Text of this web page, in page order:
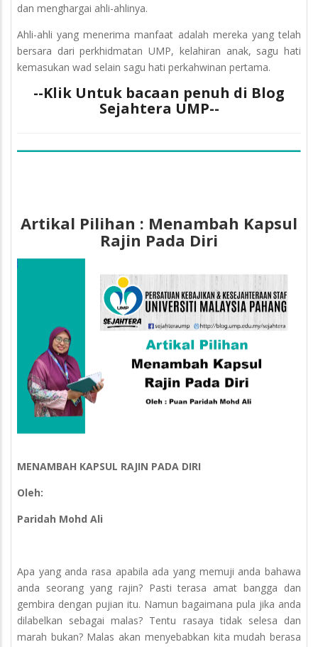
dan menghargai ahli-ahlinya.
Ahli-ahli yang menerima manfaat adalah mereka yang telah
bersara dari perkhidmatan UMP, kelahiran anak, sagu hati
kemasukan wad selain sagu hati perkahwinan pertama.
--Klik Untuk bacaan penuh di Blog
Sejahtera UMP--
Artikal Pilihan : Menambah Kapsul
Rajin Pada Diri
MENAMBAH KAPSUL RAJIN PADA DIRI
Oleh:
Paridah Mohd Ali
Apa yang anda rasa apabila ada yang memuji anda bahawa
anda seorang yang rajin? Pasti terasa amat bangga dan
gembira dengan pujian itu. Namun bagaimana pula jika anda
dilabelkan sebagai malas? Tentu rasaya tidak selesa dan
marah bukan? Malas akan menyebabkan kita mudah berasa